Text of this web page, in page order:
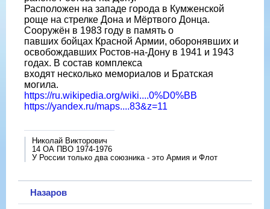
Расположен на западе города в Кумженской
роще на стрелке Дона и Мёртвого Донца.
Сооружён в 1983 году в память о
павших бойцах Красной Армии, оборонявших и
освобождавших Ростов-на-Дону в 1941 и 1943
годах. В состав комплекса
входят несколько мемориалов и Братская
могила.
https://ru.wikipedia.org/wiki....0%D0%BB
https://yandex.ru/maps....83&z=11
Николай Викторович
14 ОА ПВО 1974-1976
У России только два союзника - это Армия и Флот
Назаров